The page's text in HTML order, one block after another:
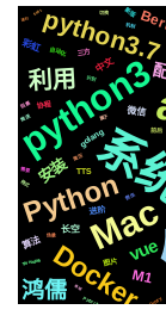
系
python3
Mac
Python
Docker
python3.7
利用
鸿儒
vue
安装
M1
中文
微信
长空
算法
彩虹
golang
TTS
进阶
协程
三方
图片
新版
自动化
前后
爬虫
属于
Pytorch
简历
识别
机制
推送
需要
格式
celery
场景
阻塞
Tornado6
切换
递归
商城
EP01